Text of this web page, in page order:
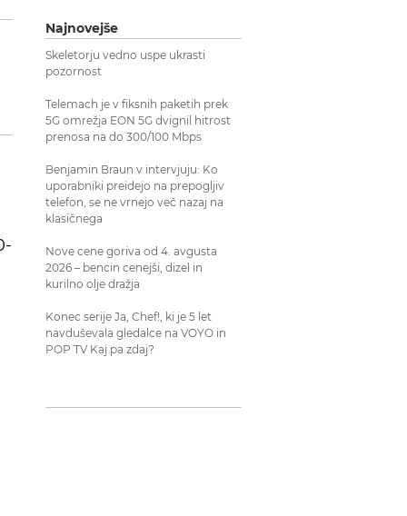
Najnovejše
Skeletorju vedno uspe ukrasti
pozornost
Telemach je v fiksnih paketih prek
5G omrežja EON 5G dvignil hitrost
prenosa na do 300/100 Mbps
Benjamin Braun v intervjuju: Ko
uporabniki preidejo na prepogljiv
telefon, se ne vrnejo več nazaj na
klasičnega
Nove cene goriva od 4. avgusta
2026 – bencin cenejši, dizel in
kurilno olje dražja
Konec serije Ja, Chef!, ki je 5 let
navduševala gledalce na VOYO in
POP TV Kaj pa zdaj?